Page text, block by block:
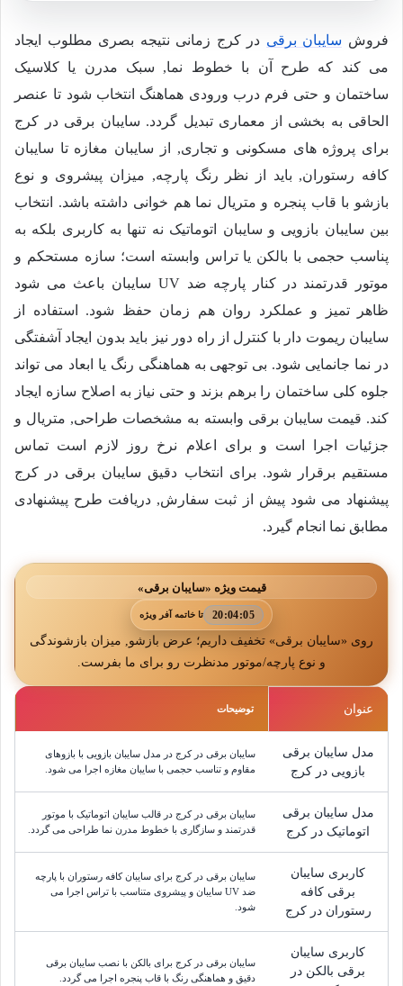
فروش سایبان برقی در کرج زمانی نتیجه بصری مطلوب ایجاد
می کند که طرح آن با خطوط نما, سبک مدرن یا کلاسیک
ساختمان و حتی فرم درب ورودی هماهنگ انتخاب شود تا عنصر
الحاقی به بخشی از معماری تبدیل گردد. سایبان برقی در کرج
برای پروژه های مسکونی و تجاری, از سایبان مغازه تا سایبان
کافه رستوران, باید از نظر رنگ پارچه, میزان پیشروی و نوع
بازشو با قاب پنجره و متریال نما هم خوانی داشته باشد. انتخاب
بین سایبان بازویی و سایبان اتوماتیک نه تنها به کاربری بلکه به
پناسب حجمی با بالکن یا تراس وابسته است؛ سازه مستحکم و
موتور قدرتمند در کنار پارچه ضد UV سایبان باعث می شود
ظاهر تمیز و عملکرد روان هم زمان حفظ شود. استفاده از
سایبان ریموت دار با کنترل از راه دور نیز باید بدون ایجاد آشفتگی
در نما جانمایی شود. بی توجهی به هماهنگی رنگ یا ابعاد می تواند
جلوه کلی ساختمان را برهم بزند و حتی نیاز به اصلاح سازه ایجاد
کند. قیمت سایبان برقی وابسته به مشخصات طراحی, متریال و
جزئیات اجرا است و برای اعلام نرخ روز لازم است تماس
مستقیم برقرار شود. برای انتخاب دقیق سایبان برقی در کرج
پیشنهاد می شود پیش از ثبت سفارش, دریافت طرح پیشنهادی
مطابق نما انجام گیرد.
قیمت ویژه «سایبان برقی»
20:04:02 تا خاتمه آفر ویژه
روی «سایبان برقی» تخفیف داریم؛ عرض بازشو, میزان بازشوندگی
و نوع پارچه/موتور مدنظرت رو برای ما بفرست.
عنوان توضیحات
مدل سایبان برقی
بازویی در کرج
سایبان برقی در کرج در مدل سایبان بازویی با بازوهای
مقاوم و تناسب حجمی با سایبان مغازه اجرا می شود.
مدل سایبان برقی
اتوماتیک در کرج
سایبان برقی در کرج در قالب سایبان اتوماتیک با موتور
قدرتمند و سازگاری با خطوط مدرن نما طراحی می گردد.
کاربری سایبان
برقی کافه
رستوران در کرج
سایبان برقی در کرج برای سایبان کافه رستوران با پارچه
ضد UV سایبان و پیشروی متناسب با تراس اجرا می
شود.
کاربری سایبان
برقی بالکن در
سایبان برقی در کرج برای بالکن با نصب سایبان برقی
دقیق و هماهنگی رنگ با قاب پنجره اجرا می گردد.